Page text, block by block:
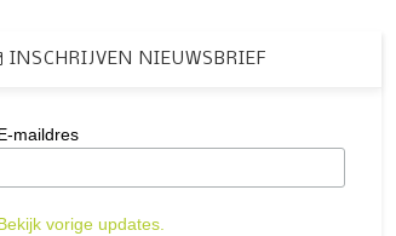
INSCHRIJVEN NIEUWSBRIEF
maildres
vorige updates.